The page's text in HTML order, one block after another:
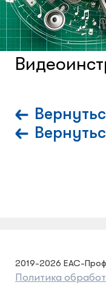
помещений
Системы
Защитные
2019-2026 ЕАС-
Политика